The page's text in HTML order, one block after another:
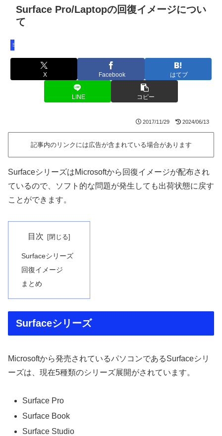
Surface Pro/Laptopの回復イメージについ
て
Surface Pro
X Facebook はてブ
LINE コピー
2017/11/29 2024/06/13
記事内のリンクには広告が含まれている場合があります
SurfaceシリーズはMicrosoftから回復イメージが配布され
ているので、ソフト的な問題が発生しても出荷状態に戻す
ことができます。
目次
Surfaceシリーズ
回復イメージ
まとめ
Surfaceシリーズ
Microsoftから発売されているパソコンであるSurfaceシリ
ーズは、現在5種類のシリーズ展開がされています。
Surface Pro
Surface Book
Surface Studio